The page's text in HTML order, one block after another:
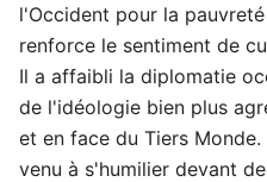
l'Occident pour la
renforce le sentiment de
Il a affaibli la diplomatie
de l'idéologie bien plus
et en face du Tiers
venu à s'humilier devant